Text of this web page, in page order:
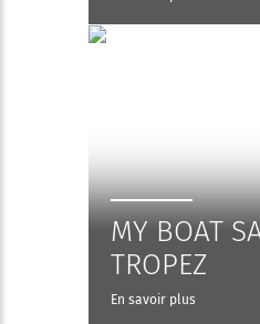
MY BOAT
TROPEZ
En savoir plus